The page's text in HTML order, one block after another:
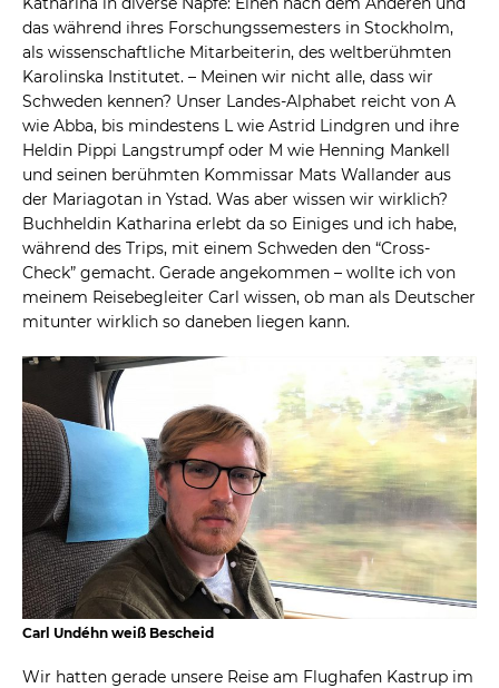
das während ihres Forschungssemesters in Stockholm,
als wissenschaftliche Mitarbeiterin, des weltberühmten
Karolinska Institutet. – Meinen wir nicht alle, dass wir
Schweden kennen? Unser Landes-Alphabet reicht von A
wie Abba, bis mindestens L wie Astrid Lindgren und ihre
Heldin Pippi Langstrumpf oder M wie Henning Mankell
und seinen berühmten Kommissar Mats Wallander aus
der Mariagotan in Ystad. Was aber wissen wir wirklich?
Buchheldin Katharina erlebt da so Einiges und ich habe,
während des Trips, mit einem Schweden den “Cross-
Check” gemacht. Gerade angekommen – wollte ich von
meinem Reisebegleiter Carl wissen, ob man als Deutscher
mitunter wirklich so daneben liegen kann.
Carl Undéhn weiß Bescheid
Wir hatten gerade unsere Reise am Flughafen Kastrup im